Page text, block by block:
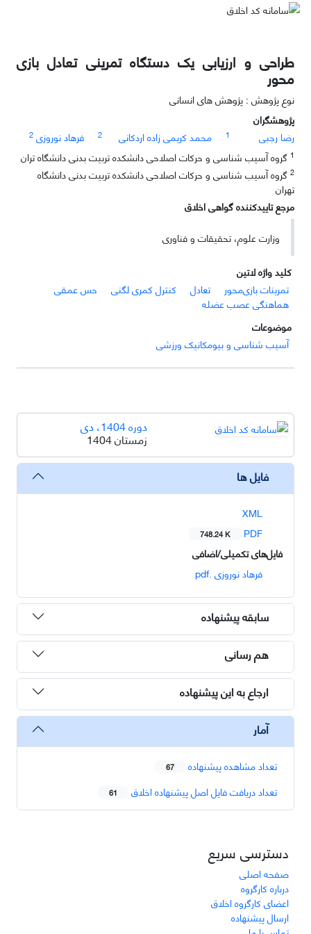
طراحی و ارزیابی یک دستگاه تمرینی تعادل بازی
محور
نوع پژوهش : پژوهش های انسانی
پژوهشگران
رضا رجبی
1 محمد کریمی زاده اردکانی 2 فرهاد نوروزی 2
1 گروه آسیب شناسی و حرکات اصلاحی دانشکده تربیت بدنی دانشگاه تران
2 گروه آسیب شناسی و حرکات اصلاحی دانشکده تربیت بدنی دانشگاه
تهران
مرجع تاییدکننده گواهی اخلاق
وزارت علوم، تحقیقات و فناوری
کلید واژه لاتین
تمرینات بازی‌محور
تعادل کنترل کمری لگنی
حس عمقی
هماهنگی عصب عضله
موضوعات
آسیب شناسی و بیومکانیک ورزشی
دوره 1404، دی
زمستان 1404
فایل ها
XML
PDF
748.24 K
فایل‌های تکمیلی/اضافی
فرهاد نوروزی .pdf
سابقه پیشنهاده
هم رسانی
ارجاع به این پیشنهاده
آمار
تعداد مشاهده پیشنهاده 67
تعداد دریافت فایل اصل پیشنهاده اخلاق 61
دسترسی سریع
صفحه اصلی
درباره کارگروه
اعضای کارگروه اخلاق
ارسال پیشنهاده